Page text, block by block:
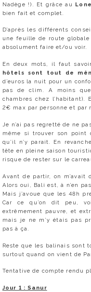
Nadège !). Et grâce au
bien fait et complet.
D’après les différents
une feuille de route
absolument faire et/ou voir.
En deux mots, il faut
hôtels sont tout de
d’euros la nuit pour un
pas de clim. A moins
chambres chez l’habitant).
2€ max par personne et par
Je n’ai pas regretté de ne
même si trouver son point
qu’il n’y parait. En
tête en pleine saison
risque de rester sur le
Avant de partir, on m’avait
Alors oui, Bali est, à n’en
Mais j’avoue que les 48h
Car ce qu’on dit peu,
extrêmement pauvre, et
mais je ne m’y étais pas
pas à ça.
Reste que les balinais sont
surtout quand on vient de
Tentative de compte rendu
Jour 1 : Sanur